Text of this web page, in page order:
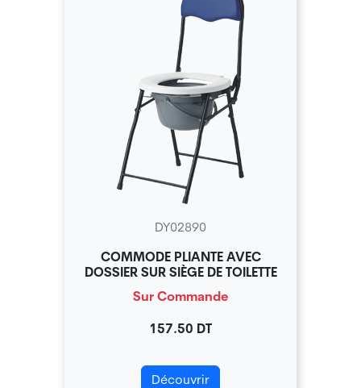
DY02890
COMMODE PLIANTE AVEC
DOSSIER SUR SIÈGE DE TOILETTE
Sur Commande
157.50 DT
Découvrir